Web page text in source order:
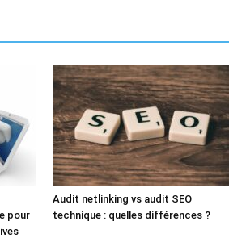
pour
Audit netlinking vs audit SEO
technique : quelles différences ?